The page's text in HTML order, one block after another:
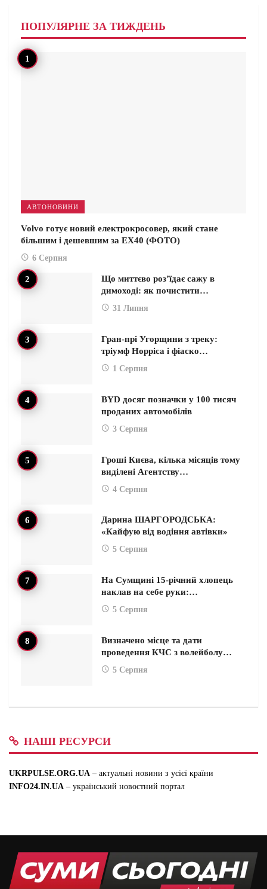
ПОПУЛЯРНЕ ЗА ТИЖДЕНЬ
АВТОНОВИНИ
Volvo готує новий електрокросовер, який стане
більшим і дешевшим за EX40 (ФОТО)
6 Серпня
Що миттєво роз’їдає сажу в
димоході: як почистити…
31 Липня
Гран-прі Угорщини з треку:
тріумф Норріса і фіаско…
1 Серпня
BYD досяг позначки у 100 тисяч
проданих автомобілів
3 Серпня
Гроші Києва, кілька місяців тому
виділені Агентству…
4 Серпня
Дарина ШАРГОРОДСЬКА:
«Кайфую від водіння автівки»
5 Серпня
На Сумщині 15-річний хлопець
наклав на себе руки:…
5 Серпня
Визначено місце та дати
проведення КЧС з волейболу…
5 Серпня
НАШІ РЕСУРСИ
UKRPULSE.ORG.UA – актуальні новини з усієї країни
INFO24.IN.UA – український новостний портал